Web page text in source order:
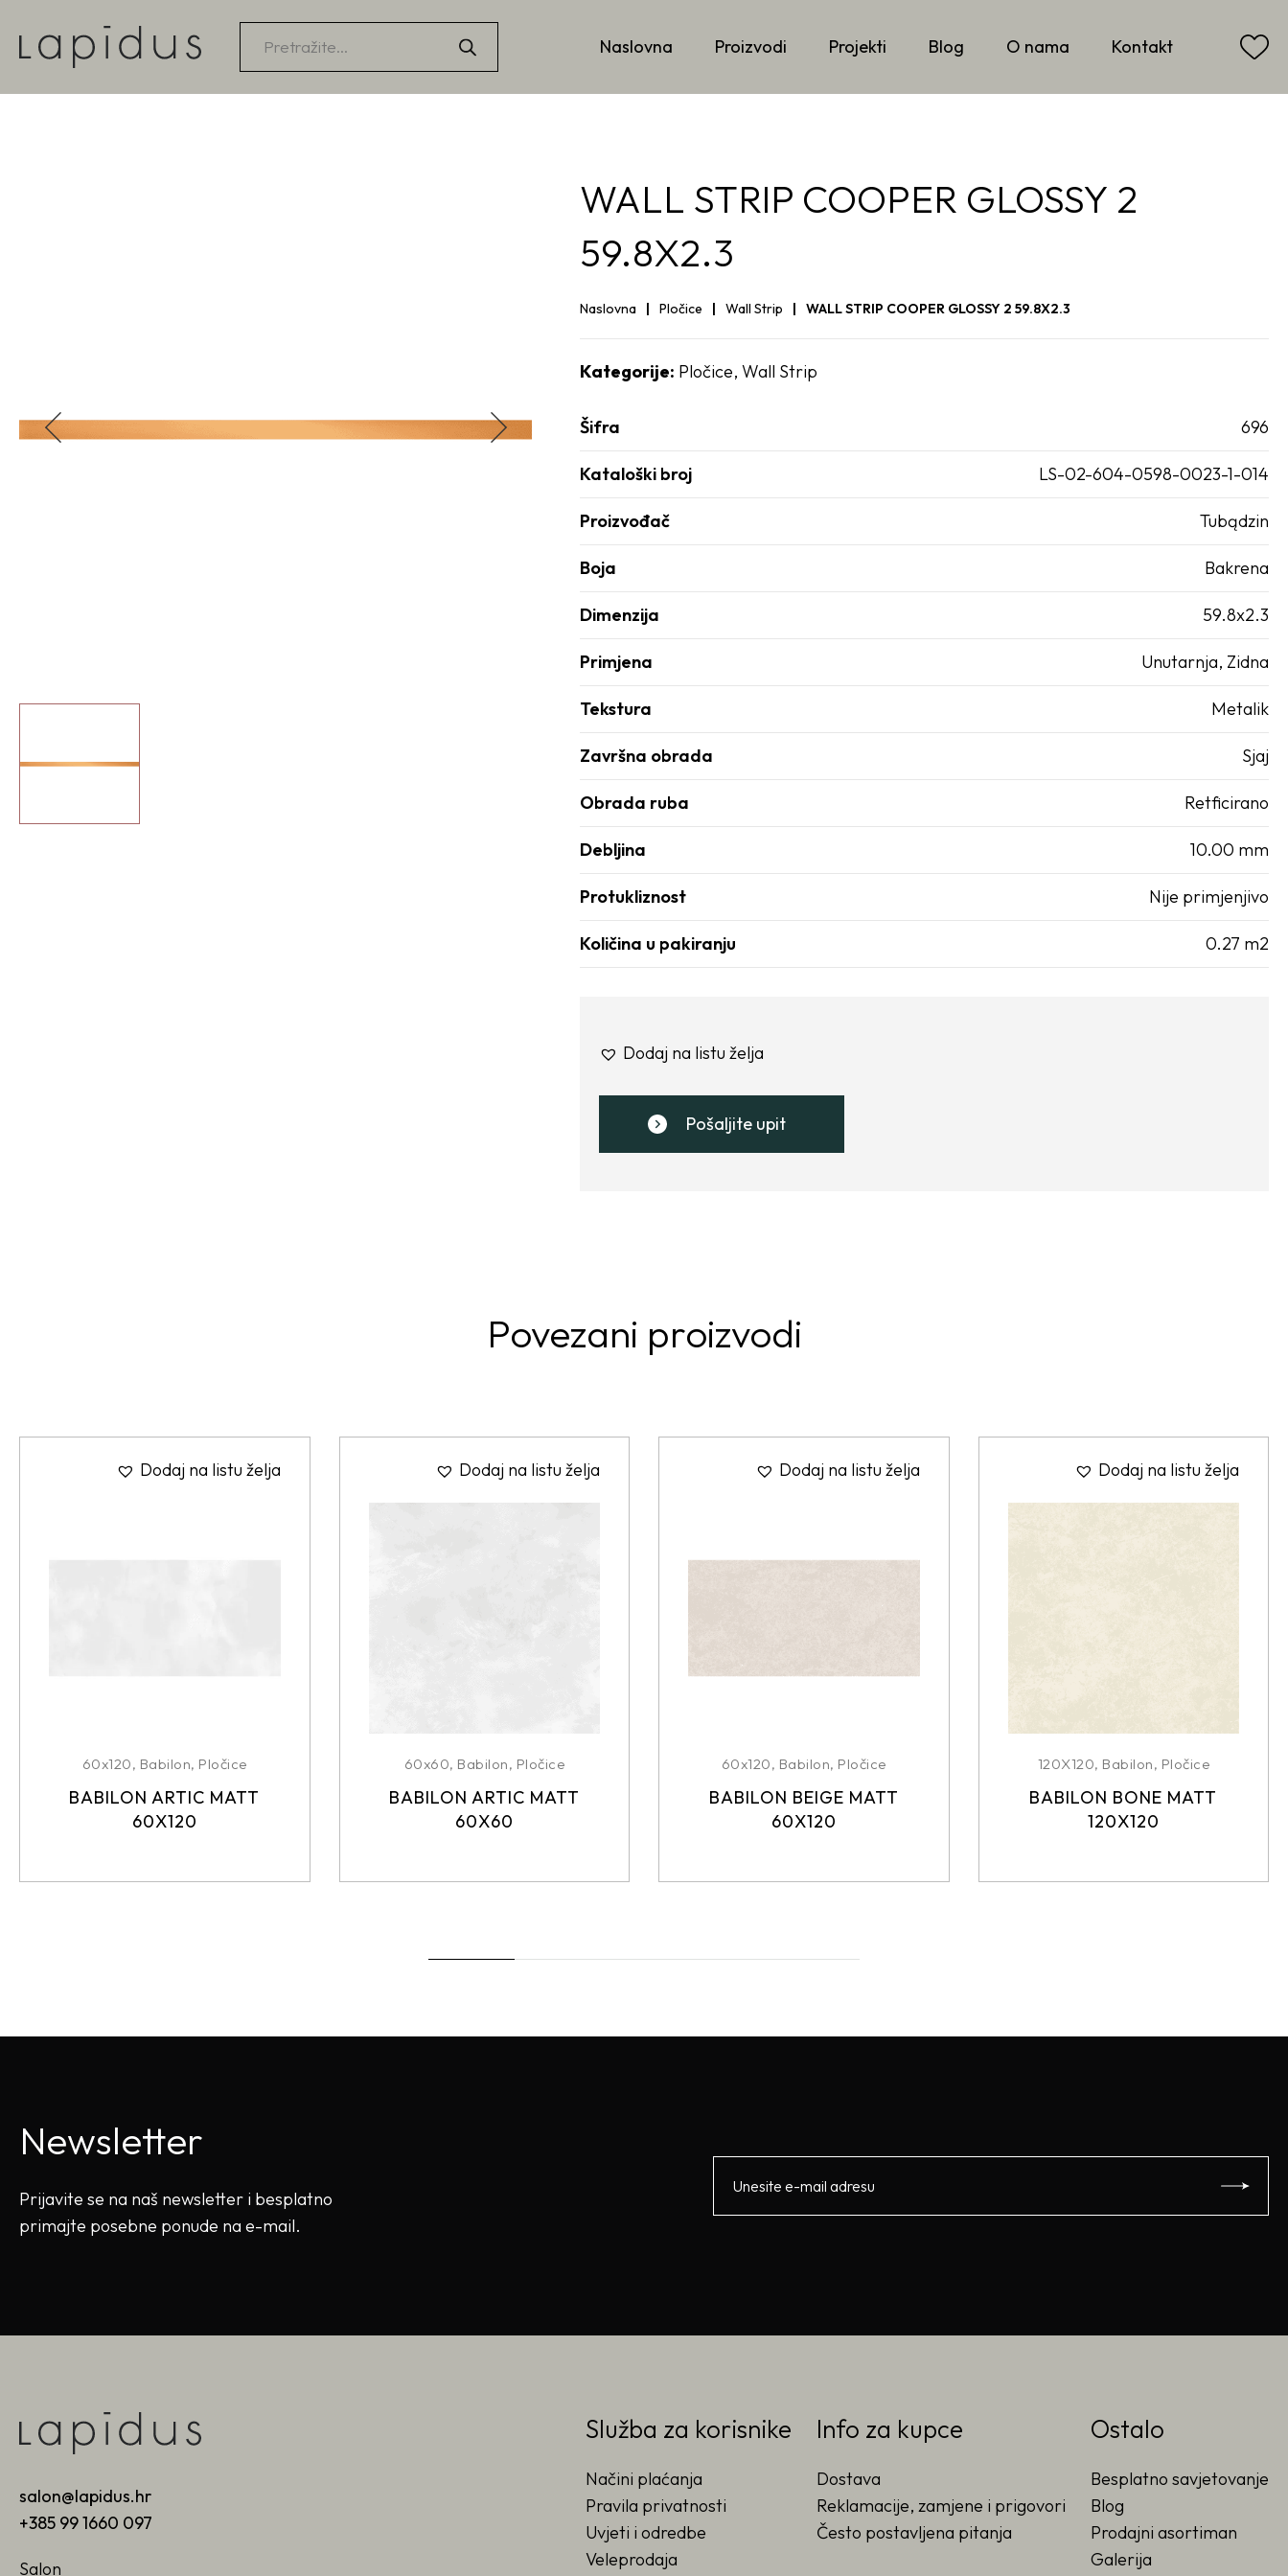
Products
search
Naslovna Proizvodi Projekti Blog O nama Kontakt
WALL STRIP COOPER GLOSSY 2
59.8X2.3
Naslovna Pločice Wall Strip WALL STRIP COOPER GLOSSY 2 59.8X2.3
Kategorije: Pločice, Wall Strip
Šifra 696
Kataloški broj LS-02-604-0598-0023-1-014
Proizvođač Tubądzin
Boja Bakrena
Dimenzija 59.8x2.3
Primjena Unutarnja, Zidna
Tekstura Metalik
Završna obrada Sjaj
Obrada ruba Retficirano
Debljina 10.00 mm
Protukliznost Nije primjenjivo
Količina u pakiranju 0.27 m2
Dodaj na listu želja
Pošaljite upit
Povezani proizvodi
Dodaj na listu želja
60x120, Babilon, Pločice
BABILON ARTIC MATT
60X120
Dodaj na listu želja
60x60, Babilon, Pločice
BABILON ARTIC MATT
60X60
Dodaj na listu želja
60x120, Babilon, Pločice
BABILON BEIGE MATT
60X120
Dodaj na listu želja
120X120, Babilon, Pločice
BABILON BONE MATT
120X120
Newsletter
Prijavite se na naš newsletter i besplatno
primajte posebne ponude na e-mail.
salon@lapidus.hr
+385 99 1660 097
Salon
Služba za korisnike
Načini plaćanja
Pravila privatnosti
Uvjeti i odredbe
Veleprodaja
Info za kupce
Dostava
Reklamacije, zamjene i prigovori
Često postavljena pitanja
Ostalo
Besplatno savjetovanje
Blog
Prodajni asortiman
Galerija